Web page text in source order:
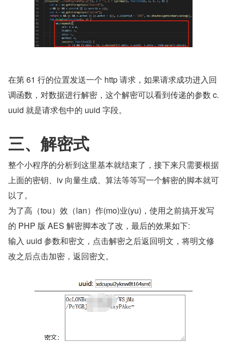
在第 61 行的位置发送一个 http 请求，如果请求成功进入回
调函数，对数据进行解密，这个解密可以看到传递的参数 c.
uuid 就是请求包中的 uuid 字段。
三、解密式
整个小程序的分析到这里基本就结束了，接下来只需要根据
上面的密钥、iv 向量生成、算法等等写一个解密的脚本就可
以了。
为了高（tou）效（lan）作(mo)业(yu)，使用之前搞开发写
的 PHP 版 AES 解密脚本改了改，最后的效果如下:
输入 uuid 参数和密文，点击解密之后返回明文，将明文修
改之后点击加密，返回密文。